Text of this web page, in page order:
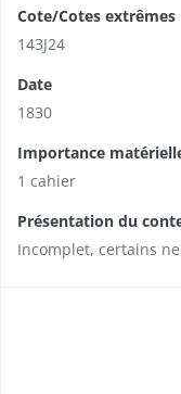
Cote/Cotes extrêmes
143J24
Date
1830
Importance
1 cahier
Présentation du
Incomplet, certains